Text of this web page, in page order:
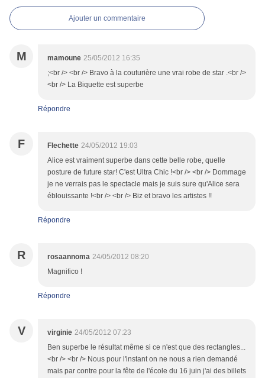
Ajouter un commentaire
M mamoune 25/05/2012 16:35
;<br /> <br /> Bravo à la couturière une vrai robe de star .<br />
<br /> La Biquette est superbe
Répondre
F Flechette 24/05/2012 19:03
Alice est vraiment superbe dans cette belle robe, quelle
posture de future star! C'est Ultra Chic !<br /> <br /> Dommage
je ne verrais pas le spectacle mais je suis sure qu'Alice sera
éblouissante !<br /> <br /> Biz et bravo les artistes !!
Répondre
R rosaannoma 24/05/2012 08:20
Magnifico !
Répondre
V virginie 24/05/2012 07:23
Ben superbe le résultat même si ce n'est que des rectangles...
<br /> <br /> Nous pour l'instant on ne nous a rien demandé
mais par contre pour la fête de l'école du 16 juin j'ai des billets